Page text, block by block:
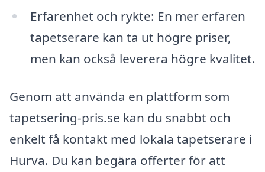
Erfarenhet och rykte: En mer erfaren
tapetserare kan ta ut högre priser,
men kan också leverera högre kvalitet.
Genom att använda en plattform som
tapetsering-pris.se kan du snabbt och
enkelt få kontakt med lokala tapetserare i
Hurva. Du kan begära offerter för att